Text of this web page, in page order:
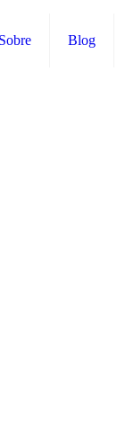
Sobre Blog